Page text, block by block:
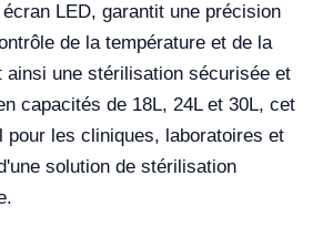
LED, garantit une précision
de la température et de la
ainsi une stérilisation sécurisée et
capacités de 18L, 24L et 30L, cet
pour les cliniques, laboratoires et
solution de stérilisation